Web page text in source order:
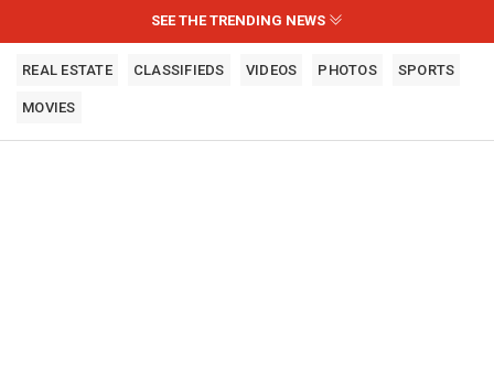
SEE THE TRENDING NEWS
REAL ESTATE CLASSIFIEDS VIDEOS PHOTOS SPORTS
MOVIES